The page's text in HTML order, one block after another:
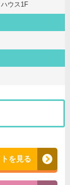
ウス1F
を見る